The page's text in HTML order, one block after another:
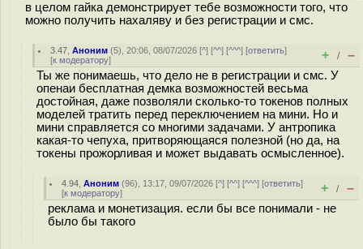
в целом гайка демонстрирует тебе возможности того, что
можно получить нахаляву и без регистрации и смс.
3.47 ,Аноним (5), 20:06, 08/07/2026 [^] [^^] [^^^] [ответить]
[к модератору] + / –
Ты же понимаешь, что дело не в регистрации и смс. У
опенаи бесплатная демка возможностей весьма
достойная, даже позволяли сколько-то токенов полных
моделей тратить перед переключением на мини. Но и
мини справляется со многими задачами. У антропика
какая-то чепуха, притворяющаяся полезной (но да, на
токены прожорливая и может выдавать осмысленное).
4.94 ,Аноним (96), 13:17, 09/07/2026 [^] [^^] [^^^] [ответить]
[к модератору] + / –
реклама и монетизация. если бы все понимали - не
было бы такого